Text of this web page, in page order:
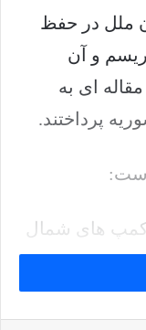
ملل در حفظ
و آن
ای به
پرداختند.
کمپ های شمال
خودخوانده
نموده است و
توجیه